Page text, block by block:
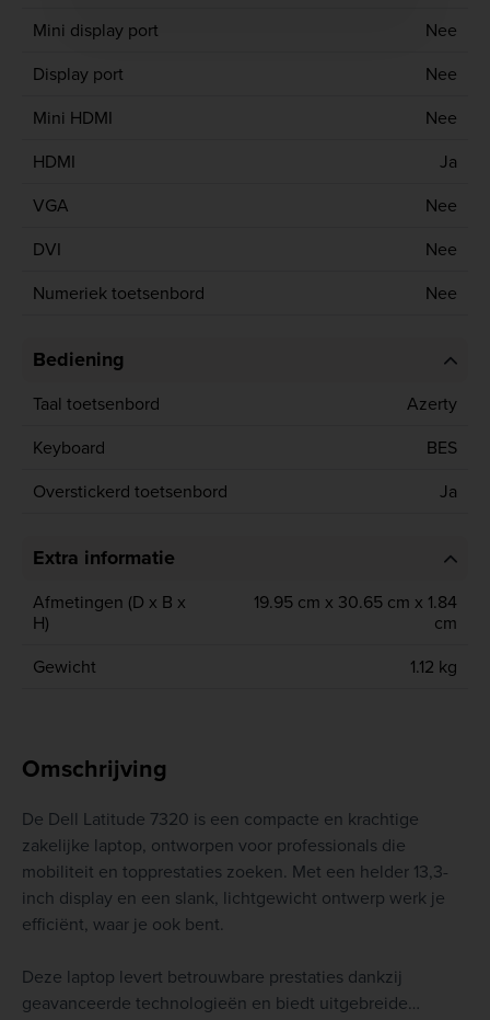
Mini display port
Nee
Display port
Nee
Mini HDMI
Nee
HDMI
Ja
VGA
Nee
DVI
Nee
Numeriek toetsenbord
Nee
Bediening
Taal toetsenbord
Azerty
Keyboard
BES
Overstickerd toetsenbord
Ja
Extra informatie
Afmetingen (D x B x
H)
19.95 cm x 30.65 cm x 1.84
cm
Gewicht
1.12 kg
Omschrijving
De Dell Latitude 7320 is een compacte en krachtige
zakelijke laptop, ontworpen voor professionals die
mobiliteit en topprestaties zoeken. Met een helder 13,3-
inch display en een slank, lichtgewicht ontwerp werk je
efficiënt, waar je ook bent.
Deze laptop levert betrouwbare prestaties dankzij
geavanceerde technologieën en biedt uitgebreide